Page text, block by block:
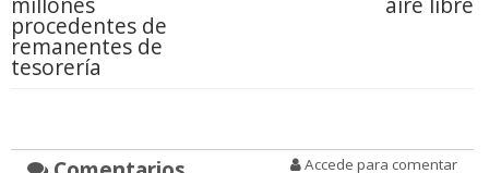
procedentes de
remanentes de
tesorería
Accede para comentar